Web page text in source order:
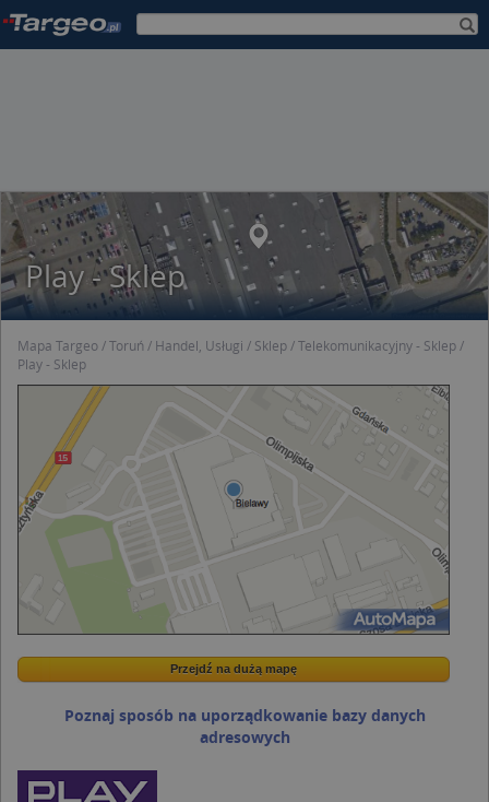
Play - Sklep
Mapa Targeo Toruń Handel, Usługi Sklep
Telekomunikacyjny - Sklep
Play - Sklep
Wstaw tę mapkę na swoją stronę
Przejdź na dużą mapę
Przejdź na dużą mapę
Poznaj sposób na uporządkowanie bazy danych
adresowych